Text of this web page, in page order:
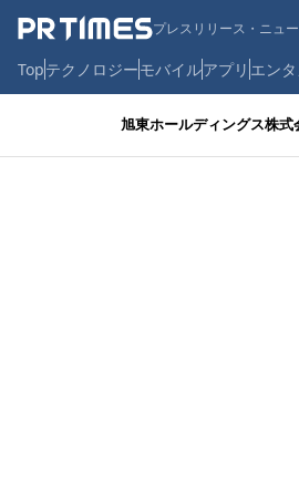
プレスリリース・ニュ
Topテクノロジーモバイルアプリ エンタ
旭東ホールディングス株式